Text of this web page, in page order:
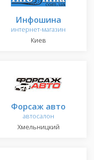
Инфошина
интернет-магазин
Киев
Форсаж авто
автосалон
Хмельницкий